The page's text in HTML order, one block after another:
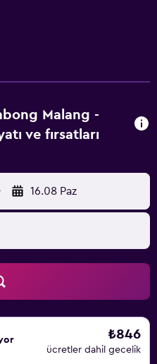
WiFi erişimli, klimalı
özel park yeri
çalışanları günün her saati
Sharp Bamboo Anıtı,
km mesafededir.
Malang -
ve fırsatları
16.08 Paz
₺846
ücretler dahil gecelik